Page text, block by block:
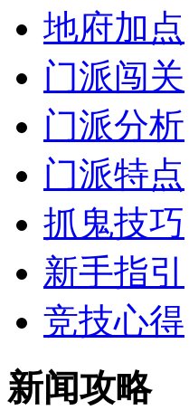
地府加点
门派闯关
门派分析
门派特点
抓鬼技巧
新手指引
竞技心得
新闻攻略